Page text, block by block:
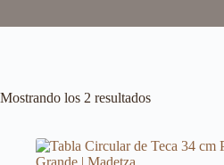
Mostrando los 2 resultados